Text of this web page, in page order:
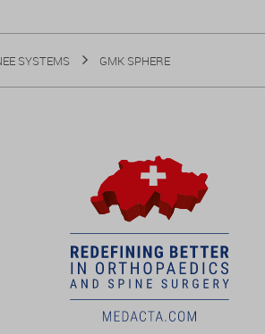
SYSTEMS GMK SPHERE